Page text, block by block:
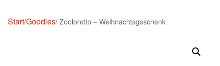
Start/Goodies/ Zooloretto – Weihnachtsgeschenk